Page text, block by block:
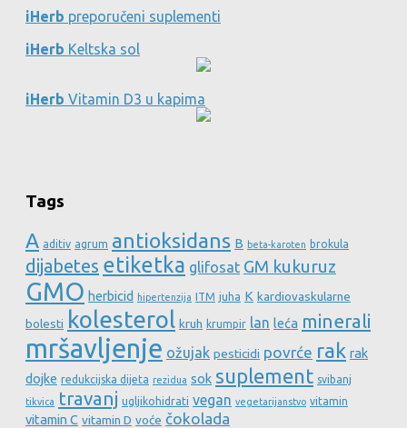
iHerb preporučeni suplementi
iHerb Keltska sol
iHerb Vitamin D3 u kapima
Tags
A aditiv agrum antioksidans B beta-karoten brokula
dijabetes etiketka glifosat GM kukuruz
GMO herbicid hipertenzija ITM juha K kardiovaskularne
bolesti kolesterol kruh krumpir lan leća minerali
mršavljenje ožujak pesticidi povrće rak rak
dojke redukcijska dijeta rezidua sok suplement svibanj
tikvica travanj ugljikohidrati vegan vegetarijanstvo vitamin
vitamin C vitamin D voće čokolada